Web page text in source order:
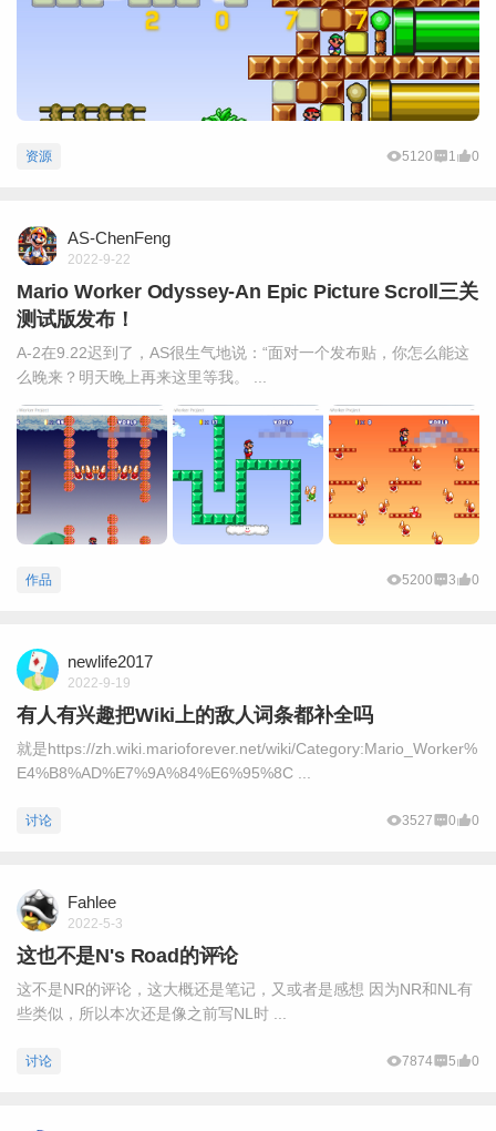
资源 5120 1 0
AS-ChenFeng
2022-9-22
Mario Worker Odyssey-An Epic Picture Scroll三关
测试版发布！
A-2在9.22迟到了，AS很生气地说：“面对一个发布贴，你怎么能这
么晚来？明天晚上再来这里等我。 ...
作品 5200 3 0
newlife2017
2022-9-19
有人有兴趣把Wiki上的敌人词条都补全吗
就是https://zh.wiki.marioforever.net/wiki/Category:Mario_Worker%
E4%B8%AD%E7%9A%84%E6%95%8C ...
讨论 3527 0 0
Fahlee
2022-5-3
这也不是N's Road的评论
这不是NR的评论，这大概还是笔记，又或者是感想 因为NR和NL有
些类似，所以本次还是像之前写NL时 ...
讨论 7874 5 0